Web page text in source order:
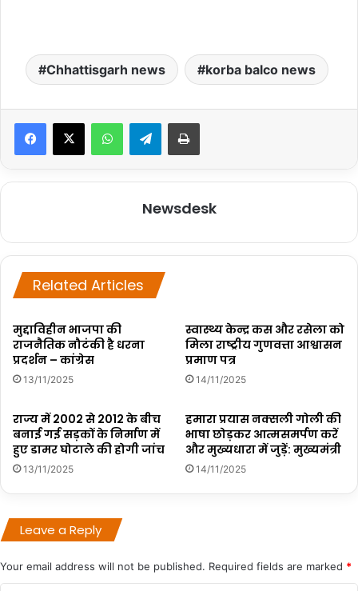
Chhattisgarh news korba balco news
Telegram
Newsdesk
Related Articles
मुद्दाविहीन भाजपा की
राजनैतिक नौटंकी है धरना
प्रदर्शन – कांग्रेस
13/11/2025
स्वास्थ्य केन्द्र कस और रसेला को
मिला राष्ट्रीय गुणवत्ता आश्वासन
प्रमाण पत्र
14/11/2025
राज्य में 2002 से 2012 के बीच
बनाई गई सड़कों के निर्माण में
हुए डामर घोटाले की होगी जांच
13/11/2025
हमारा प्रयास नक्सली गोली की
भाषा छोड़कर आत्मसमर्पण करें
और मुख्यधारा में जुड़ें: मुख्यमंत्री
14/11/2025
Leave a Reply
Your email address will not be published. Required fields are marked *